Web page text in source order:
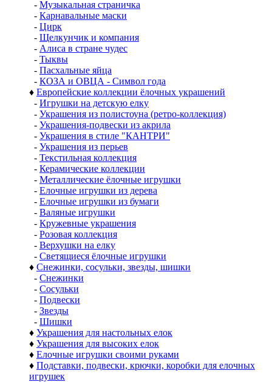
- Музыкальная страничка
- Карнавальные маски
- Цирк
- Щелкунчик и компания
- Алиса в стране чудес
- Тыквы
- Пасхальные яйца
- КОЗА и ОВЦА - Символ года
♦ Европейские коллекции ёлочных украшений
- Игрушки на детскую елку
- Украшения из полистоуна (ретро-коллекция)
- Украшения-подвески из акрила
- Украшения в стиле "КАНТРИ"
- Украшения из перьев
- Текстильная коллекция
- Керамические коллекции
- Металлические ёлочные игрушки
- Елочные игрушки из дерева
- Елочные игрушки из бумаги
- Валяные игрушки
- Кружевные украшения
- Розовая коллекция
- Верхушки на елку
- Светящиеся ёлочные игрушки
♦ Снежинки, сосульки, звезды, шишки
- Снежинки
- Сосульки
- Подвески
- Звезды
- Шишки
♦ Украшения для настольных елок
♦ Украшения для высоких елок
♦ Елочные игрушки своими руками
♦ Подставки, подвески, крючки, коробки для елочных
игрушек